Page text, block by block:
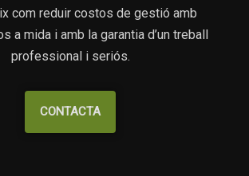
com reduir costos de gestió amb
a mida i amb la garantia d’un treball
professional i seriós.
CONTACTA